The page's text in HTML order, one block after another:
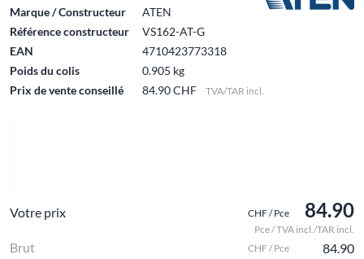
Marque / Constructeur
ATEN
Référence constructeur
VS162-AT-G
EAN
4710423773318
Poids du colis
0.905 kg
Prix de vente conseillé
84.90 CHF TVA/TAR incl.
Votre prix CHF / Pce 84.90
Pce / TVA incl./TAR incl.
Brut CHF / Pce 84.90